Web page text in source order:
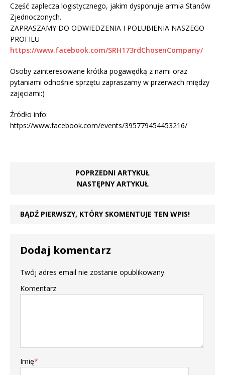
Część zaplecza logistycznego, jakim dysponuje armia Stanów
Zjednoczonych.
ZAPRASZAMY DO ODWIEDZENIA I POLUBIENIA NASZEGO
PROFILU
https://www.facebook.com/SRH173rdChosenCompany/
Osoby zainteresowane krótka pogawędką z nami oraz
pytaniami odnośnie sprzętu zapraszamy w przerwach między
zajęciami:)
Źródło info:
https://www.facebook.com/events/395779454453216/
POPRZEDNI ARTYKUŁ
NASTĘPNY ARTYKUŁ
BĄDŹ PIERWSZY, KTÓRY SKOMENTUJE TEN WPIS!
Dodaj komentarz
Twój adres email nie zostanie opublikowany.
Komentarz
Imię*